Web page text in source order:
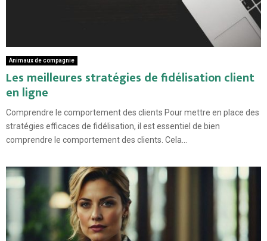
Animaux de compagnie
Les meilleures stratégies de fidélisation client
en ligne
Comprendre le comportement des clients Pour mettre en place des
stratégies efficaces de fidélisation, il est essentiel de bien
comprendre le comportement des clients. Cela...